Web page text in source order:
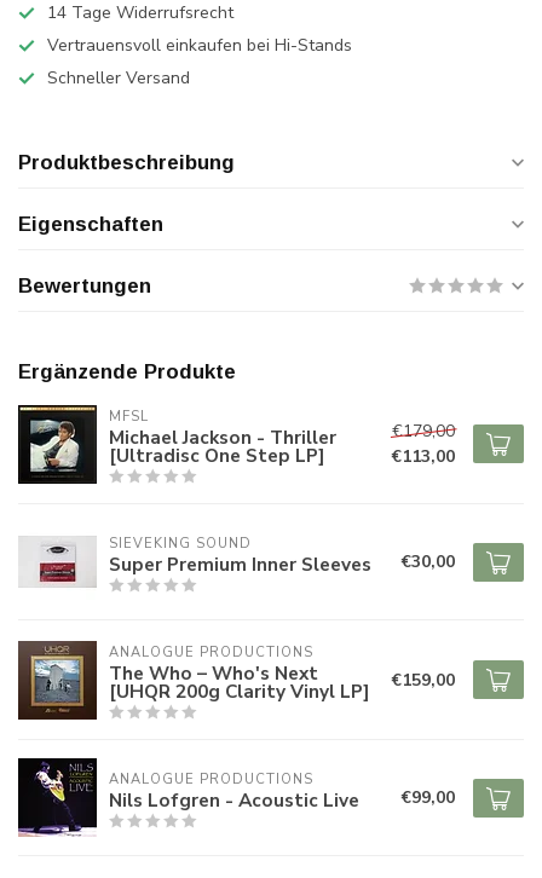
14 Tage Widerrufsrecht
Vertrauensvoll einkaufen bei Hi-Stands
Schneller Versand
Produktbeschreibung
Eigenschaften
Bewertungen
Ergänzende Produkte
MFSL
Michael Jackson - Thriller
[Ultradisc One Step LP]
€179,00
€113,00
SIEVEKING SOUND
Super Premium Inner Sleeves €30,00
ANALOGUE PRODUCTIONS
The Who – Who's Next
[UHQR 200g Clarity Vinyl LP] €159,00
ANALOGUE PRODUCTIONS
Nils Lofgren - Acoustic Live €99,00